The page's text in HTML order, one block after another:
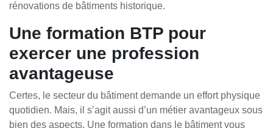
rénovations de bâtiments historique.
Une formation BTP pour
exercer une profession
avantageuse
Certes, le secteur du bâtiment demande un effort physique
quotidien. Mais, il s’agit aussi d’un métier avantageux sous
bien des aspects. Une formation dans le bâtiment vous